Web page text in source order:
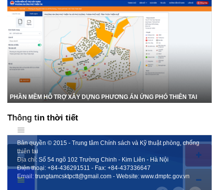
PHẦN MỀM HỖ TRỢ XÂY DỰNG PHƯƠNG ÁN ỨNG PHÓ THIÊN TAI
Thông tin thời tiết
Bản quyền © 2015 - Trung tâm Chính sách và Kỹ thuật phòng, chống
thiên tai
Địa chỉ: Số 54 ngõ 102 Trường Chinh - Kim Liên - Hà Nội
Điện thoại: +84-436291511 - Fax: +84-437336647
Email: trungtamcsktpctt@gmail.com - Website: www.dmptc.gov.vn